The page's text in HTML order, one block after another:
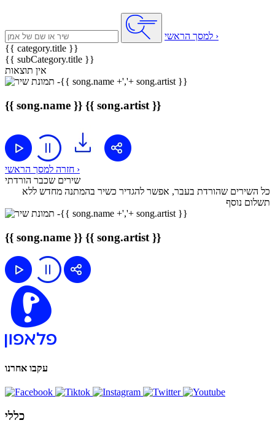
למסך הראשי ›
{{ category.title }}
{{ subCategory.title }}
אין תוצאות
{{ song.name }} {{ song.artist }}
חזרה למסך הראשי ›
שירים שכבר הורדתי
כל השירים שהורדת בעבר, אפשר להגדיר כשיר בהמתנה מחדש ללא
תשלום נוסף
{{ song.name }} {{ song.artist }}
עקבו אחרנו
כללי